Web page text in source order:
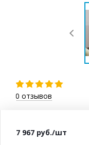
0 отзывов
7 967 руб./шт